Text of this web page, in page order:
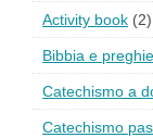
Activity book (2)
Bibbia e
Catechismo a
Catechismo